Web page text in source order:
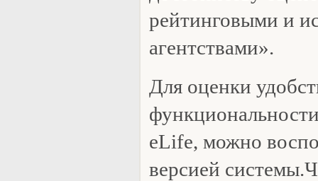
рейтинговыми и
агентствами».
Для оценки
eLife, можно
версией